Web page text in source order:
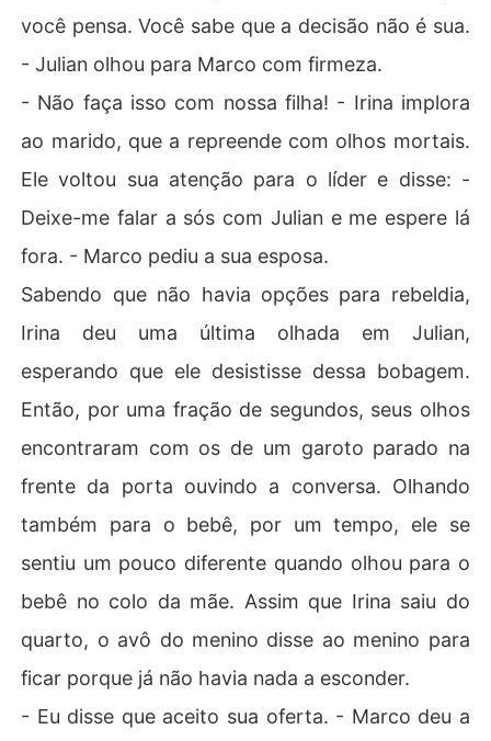
você pensa. Você sabe que a decisão não é sua.
- Julian olhou para Marco com firmeza.
- Não faça isso com nossa filha! - Irina implora
ao marido, que a repreende com olhos mortais.
Ele voltou sua atenção para o líder e disse: -
Deixe-me falar a sós com Julian e me espere lá
fora. - Marco pediu a sua esposa.
Sabendo que não havia opções para rebeldia,
Irina deu uma última olhada em Julian,
esperando que ele desistisse dessa bobagem.
Então, por uma fração de segundos, seus olhos
encontraram com os de um garoto parado na
frente da porta ouvindo a conversa. Olhando
também para o bebê, por um tempo, ele se
sentiu um pouco diferente quando olhou para o
bebê no colo da mãe. Assim que Irina saiu do
quarto, o avô do menino disse ao menino para
ficar porque já não havia nada a esconder.
- Eu disse que aceito sua oferta. - Marco deu a